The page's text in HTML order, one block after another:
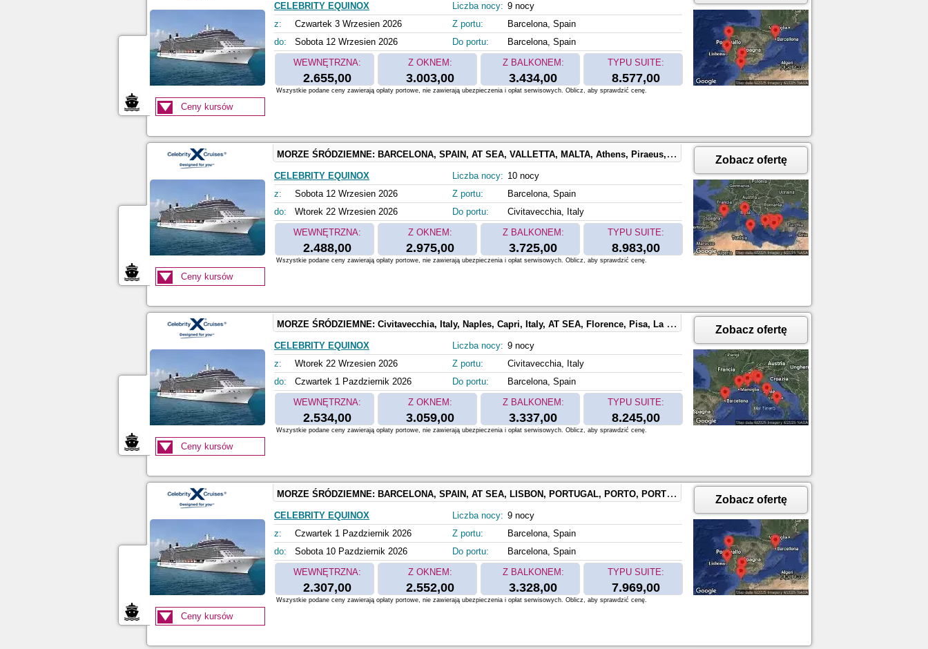
CELEBRITY EQUINOX
z:
Czwartek 3 Wrzesien 2026
do:
Sobota 12 Wrzesien 2026
Liczba nocy: 9 nocy
Z portu:
Barcelona, Spain
Do portu:
Barcelona, Spain
WEWNĘTRZNA:
2.655,00
Z OKNEM:
3.003,00
Z BALKONEM:
3.434,00
TYPU SUITE:
8.577,00
Ceny kursów
Wszystkie podane ceny zawierają opłaty portowe, nie zawierają ubezpieczenia i opłat serwisowych. Oblicz, aby sprawdzić cenę.
MORZE ŚRÓDZIEMNE: BARCELONA, SPAIN, AT SEA, VALLETTA, MALTA, Athens, Piraeus, Greece, Ephesus, Kusadasi, Turkey, SANTORINI, GREECE, MYKONOS, GREECE, KATAKOLON, GREECE, Civitavecchia, Italy
CELEBRITY EQUINOX
z:
Sobota 12 Wrzesien 2026
do:
Wtorek 22 Wrzesien 2026
Liczba nocy: 10 nocy
Z portu:
Barcelona, Spain
Do portu:
Civitavecchia, Italy
WEWNĘTRZNA:
2.488,00
Z OKNEM:
2.975,00
Z BALKONEM:
3.725,00
TYPU SUITE:
8.983,00
Zobacz ofertę
Ceny kursów
Wszystkie podane ceny zawierają opłaty portowe, nie zawierają ubezpieczenia i opłat serwisowych. Oblicz, aby sprawdzić cenę.
MORZE ŚRÓDZIEMNE: Civitavecchia, Italy, Naples, Capri, Italy, AT SEA, Florence, Pisa, La Spezia, Italy, PORTOFINO, ITALY, Nice, Villefranche, France, Provence, Marseille, France, BARCELONA, SPAIN
CELEBRITY EQUINOX
z:
Wtorek 22 Wrzesien 2026
do:
Czwartek 1 Pazdziernik 2026
Liczba nocy: 9 nocy
Z portu:
Civitavecchia, Italy
Do portu:
Barcelona, Spain
WEWNĘTRZNA:
2.534,00
Z OKNEM:
3.059,00
Z BALKONEM:
3.337,00
TYPU SUITE:
8.245,00
Zobacz ofertę
Ceny kursów
Wszystkie podane ceny zawierają opłaty portowe, nie zawierają ubezpieczenia i opłat serwisowych. Oblicz, aby sprawdzić cenę.
MORZE ŚRÓDZIEMNE: BARCELONA, SPAIN, AT SEA, LISBON, PORTUGAL, PORTO, PORTUGAL, Seville, Cadiz, Spain, TANGIER, MOROCCO
CELEBRITY EQUINOX
z:
Czwartek 1 Pazdziernik 2026
do:
Sobota 10 Pazdziernik 2026
Liczba nocy: 9 nocy
Z portu:
Barcelona, Spain
Do portu:
Barcelona, Spain
WEWNĘTRZNA:
2.307,00
Z OKNEM:
2.552,00
Z BALKONEM:
3.328,00
TYPU SUITE:
7.969,00
Zobacz ofertę
Ceny kursów
Wszystkie podane ceny zawierają opłaty portowe, nie zawierają ubezpieczenia i opłat serwisowych. Oblicz, aby sprawdzić cenę.